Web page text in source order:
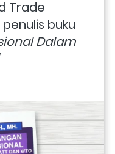
Trade
Dalam